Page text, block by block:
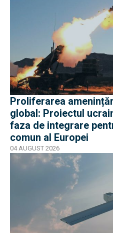
Proliferarea
global: Proiectul
faza de integrare
comun al Europei
04 AUGUST 2026